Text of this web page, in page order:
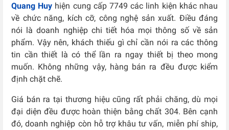
Quang Huy hiện cung cấp 7749 các linh kiện khác nhau
về chức năng, kích cỡ, công nghệ sản xuất. Điều đáng
nói là doanh nghiệp chi tiết hóa mọi thông số về sản
phẩm. Vậy nên, khách thiếu gì chỉ cần nói ra các thông
tin cần thiết là có thể lần ra ngay thiết bị theo mong
muốn. Không những vậy, hàng bán ra đều được kiểm
định chặt chẽ.
Giá bán ra tại thương hiệu cũng rất phải chăng, dù mọi
đại diện đều được hoàn thiện bằng chất 304. Bên cạnh
đó, doanh nghiệp còn hỗ trợ khâu tư vấn, miễn phí ship,